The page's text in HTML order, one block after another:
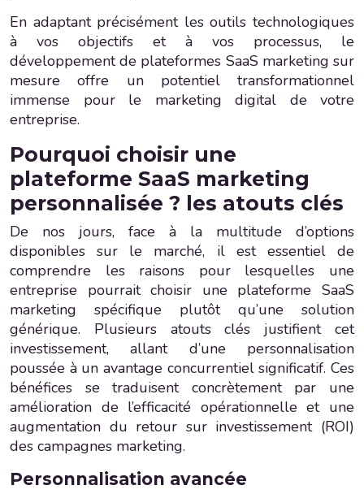
En adaptant précisément les outils technologiques
à vos objectifs et à vos processus, le
développement de plateformes SaaS marketing sur
mesure offre un potentiel transformationnel
immense pour le marketing digital de votre
entreprise.
Pourquoi choisir une
plateforme SaaS marketing
personnalisée ? les atouts clés
De nos jours, face à la multitude d’options
disponibles sur le marché, il est essentiel de
comprendre les raisons pour lesquelles une
entreprise pourrait choisir une plateforme SaaS
marketing spécifique plutôt qu’une solution
générique. Plusieurs atouts clés justifient cet
investissement, allant d’une personnalisation
poussée à un avantage concurrentiel significatif. Ces
bénéfices se traduisent concrètement par une
amélioration de l’efficacité opérationnelle et une
augmentation du retour sur investissement (ROI)
des campagnes marketing.
Personnalisation avancée